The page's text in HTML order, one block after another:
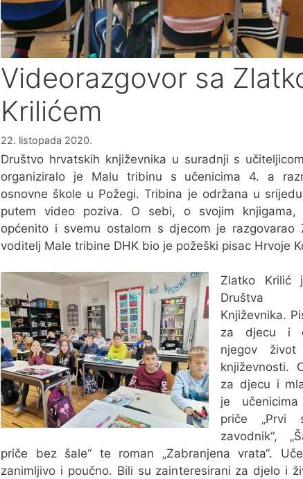
Videorazgovor sa
Krilićem
22. listopada 2020.
Društvo hrvatskih književnika u suradnji s
organiziralo je Malu tribinu s učenicima 4. a
osnovne škole u Požegi. Tribina je održana u
putem video poziva. O sebi, o svojim knjigama,
općenito i svemu ostalom s djecom je razgovarao
voditelj Male tribine DHK bio je požeški pisac Hrvoje
Zlatko Krilić
Društva
Književnika.
za djecu i
njegov
književnosti.
za djecu i
je
priče „Prvi
zavodnik“,
priče bez šale“ te roman „Zabranjena vrata“.
zanimljivo i poučno. Bili su zainteresirani za djelo i